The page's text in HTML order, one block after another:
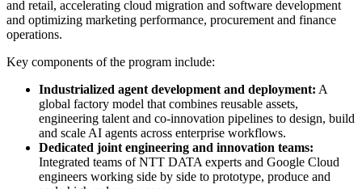
and retail, accelerating cloud migration and software development
and optimizing marketing performance, procurement and finance
operations.
Key components of the program include:
Industrialized agent development and deployment: A
global factory model that combines reusable assets,
engineering talent and co-innovation pipelines to design, build
and scale AI agents across enterprise workflows.
Dedicated joint engineering and innovation teams:
Integrated teams of NTT DATA experts and Google Cloud
engineers working side by side to prototype, produce and